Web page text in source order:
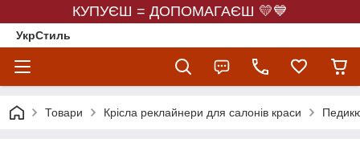
КУПУЄШ = ДОПОМАГАЄШ 💛💙
УкрСтиль
Товари Крісла реклайнери для салонів краси